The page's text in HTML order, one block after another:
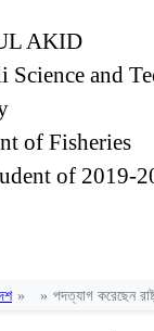
AKID
Science and
of Fisheries
of 2019-
» » পদত্যাগ করেছেন